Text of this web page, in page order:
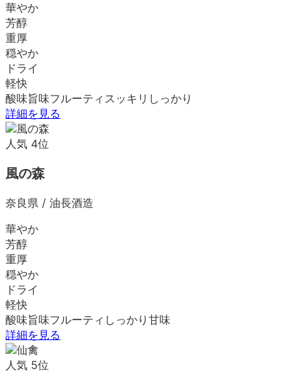
華やか
芳醇
重厚
穏やか
ドライ
軽快
酸味旨味フルーティ スッキリ しっかり
詳細を見る
人気 4位
風の森
奈良県 / 油長酒造
華やか
芳醇
重厚
穏やか
ドライ
軽快
酸味旨味フルーティ しっかり 甘味
詳細を見る
人気 5位